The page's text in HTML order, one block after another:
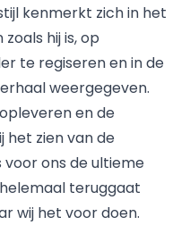
kenmerkt zich in het
hij is, op
te regiseren en in de
weergegeven.
en de
het zien van de
voor ons de ultieme
teruggaat
wij het voor doen.